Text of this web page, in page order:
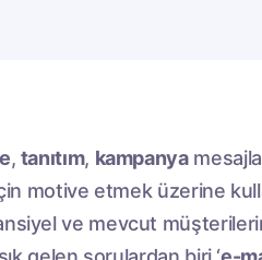
, tanıtım, kampanya
motive etmek üzerine
ve mevcut